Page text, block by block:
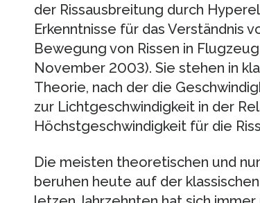
der Rissausbreitung durch
Erkenntnisse für das Verständnis
Bewegung von Rissen in
November 2003). Sie stehen in
Theorie, nach der die
zur Lichtgeschwindigkeit in der
Höchstgeschwindigkeit für die
Die meisten theoretischen und
beruhen heute auf der